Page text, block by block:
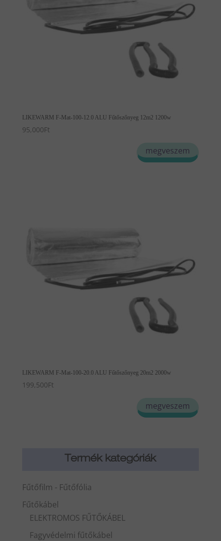
LIKEWARM F-Mat-100-12.0 ALU Fűtőszőnyeg 12m2 1200w
95,000Ft
megveszem
LIKEWARM F-Mat-100-20.0 ALU Fűtőszőnyeg 20m2 2000w
199,500Ft
megveszem
Termék kategóriák
Fűtőfilm - Fűtőfólia
Fűtőkábel
ELEKTROMOS FŰTŐKÁBEL
Fagyvédelmi fűtőkábel